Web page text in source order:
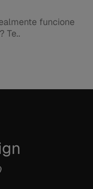
funcione
Te..